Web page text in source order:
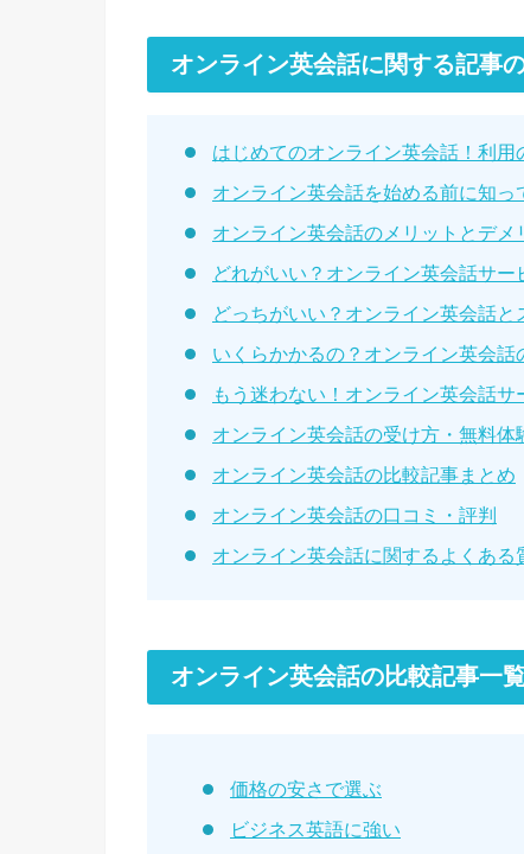
オンライン英会話に関する記事
はじめてのオンライン英会話！利用
オンライン英会話を始める前に知っ
オンライン英会話のメリットとデメ
どれがいい？オンライン英会話サー
どっちがいい？オンライン英会話と
いくらかかるの？オンライン英会話
もう迷わない！オンライン英会話
オンライン英会話の受け方・無料体
オンライン英会話の比較記事まとめ
オンライン英会話の口コミ・評判
オンライン英会話に関するよくある
オンライン英会話の比較記事一
価格の安さで選ぶ
ビジネス英語に強い